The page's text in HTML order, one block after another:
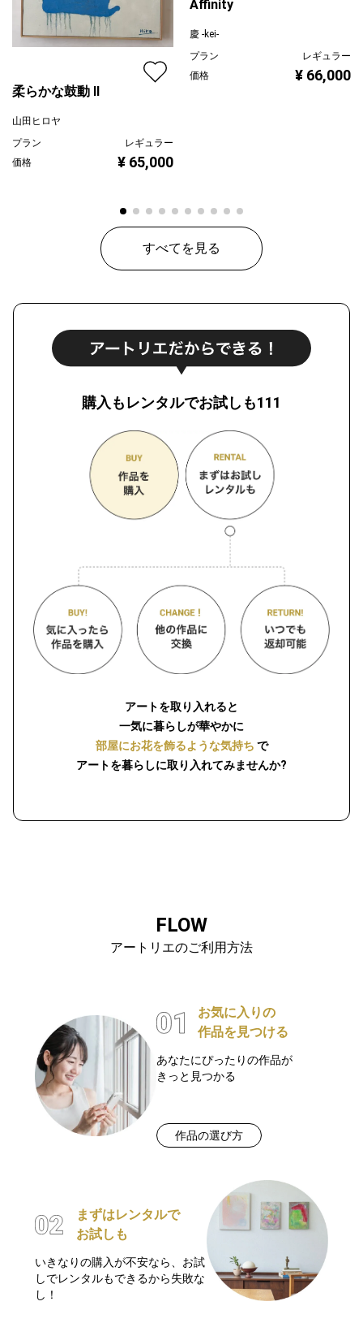
柔らかな鼓動 Ⅱ
山田ヒロヤ
プラン
レギュラー
価格
¥ 65,000
Affinity
慶 -kei-
プラン
レギュラー
価格
¥ 66,000
すべてを見る
購入もレンタルでお試しも111
アートを取り入れると
一気に暮らしが華やかに
部屋にお花を飾るような気持ち で
アートを暮らしに取り入れてみませんか?
FLOW
アートリエのご利用方法
お気に入りの
作品を見つける
あなたにぴったりの作品が
きっと見つかる
作品の選び方
まずはレンタルで
お試しも
いきなりの購入が不安なら、お試
しでレンタルもできるから失敗な
し！